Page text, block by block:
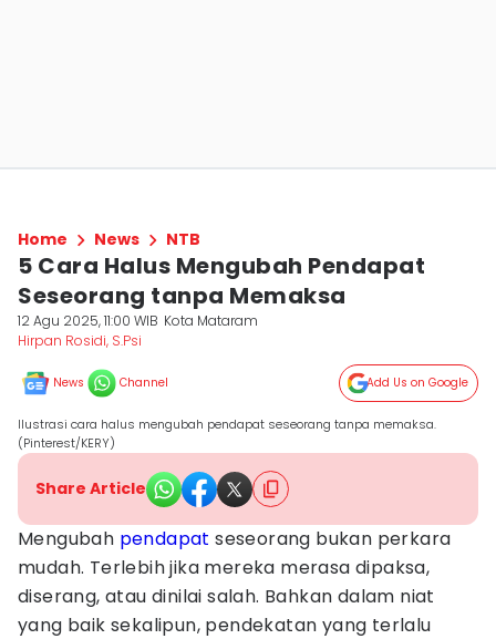
Home News NTB
5 Cara Halus Mengubah Pendapat
Seseorang tanpa Memaksa
12 Agu 2025, 11:00 WIB Kota Mataram
Hirpan Rosidi, S.Psi
News Channel Add Us on Google
Ilustrasi cara halus mengubah pendapat seseorang tanpa memaksa.
(Pinterest/KERY)
Share Article
Mengubah pendapat seseorang bukan perkara
mudah. Terlebih jika mereka merasa dipaksa,
diserang, atau dinilai salah. Bahkan dalam niat
yang baik sekalipun, pendekatan yang terlalu